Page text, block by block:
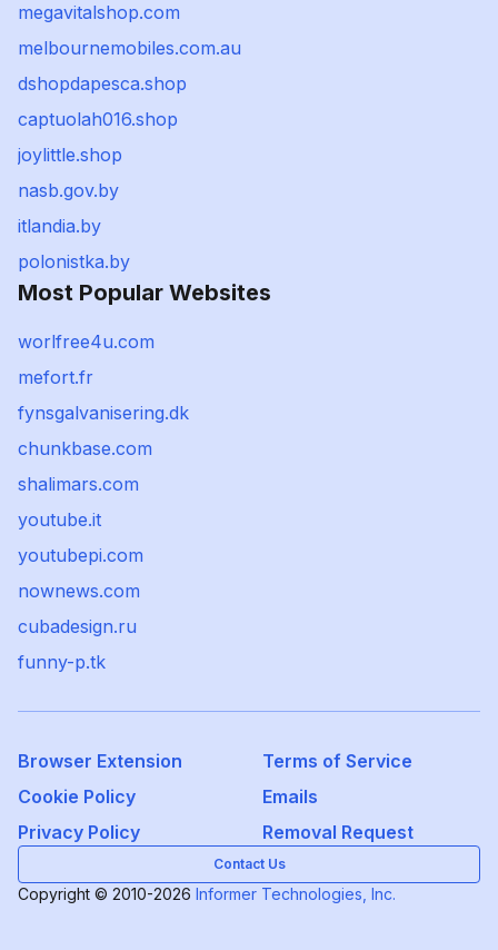
megavitalshop.com
melbournemobiles.com.au
dshopdapesca.shop
captuolah016.shop
joylittle.shop
nasb.gov.by
itlandia.by
polonistka.by
Most Popular Websites
worlfree4u.com
mefort.fr
fynsgalvanisering.dk
chunkbase.com
shalimars.com
youtube.it
youtubepi.com
nownews.com
cubadesign.ru
funny-p.tk
Browser Extension
Terms of Service
Cookie Policy
Emails
Privacy Policy
Removal Request
Contact Us
Copyright © 2010-2026 Informer Technologies, Inc.